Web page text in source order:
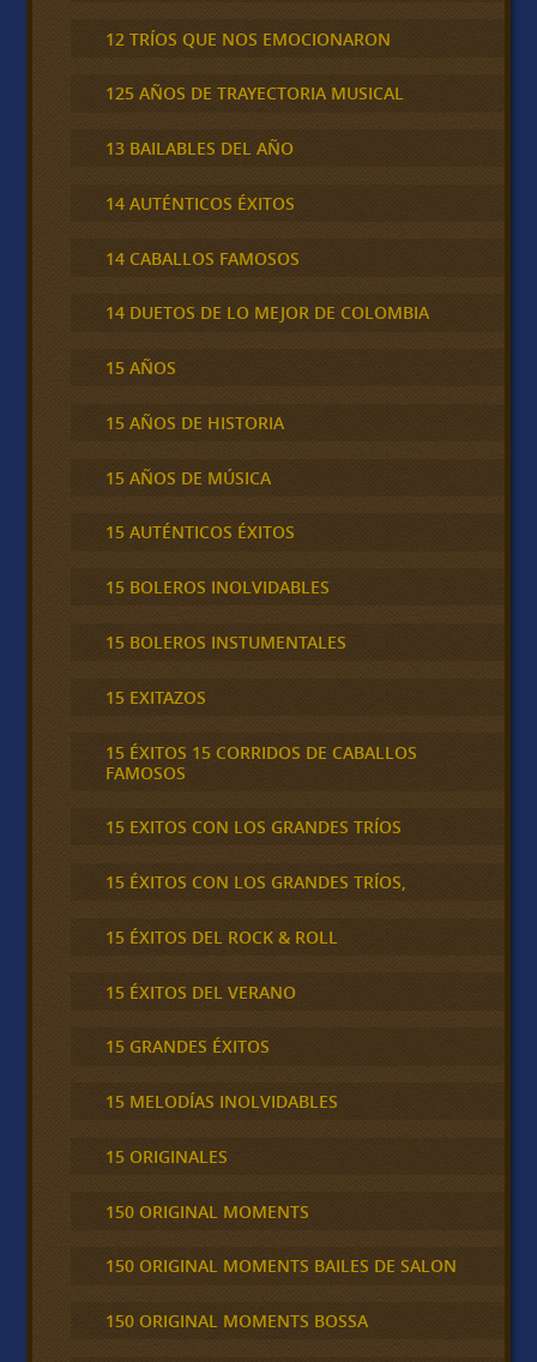
12 TRÍOS QUE NOS EMOCIONARON
125 AÑOS DE TRAYECTORIA MUSICAL
13 BAILABLES DEL AÑO
14 AUTÉNTICOS ÉXITOS
14 CABALLOS FAMOSOS
14 DUETOS DE LO MEJOR DE COLOMBIA
15 AÑOS
15 AÑOS DE HISTORIA
15 AÑOS DE MÚSICA
15 AUTÉNTICOS ÉXITOS
15 BOLEROS INOLVIDABLES
15 BOLEROS INSTUMENTALES
15 EXITAZOS
15 ÉXITOS 15 CORRIDOS DE CABALLOS
FAMOSOS
15 EXITOS CON LOS GRANDES TRÍOS
15 ÉXITOS CON LOS GRANDES TRÍOS,
15 ÉXITOS DEL ROCK & ROLL
15 ÉXITOS DEL VERANO
15 GRANDES ÉXITOS
15 MELODÍAS INOLVIDABLES
15 ORIGINALES
150 ORIGINAL MOMENTS
150 ORIGINAL MOMENTS BAILES DE SALON
150 ORIGINAL MOMENTS BOSSA